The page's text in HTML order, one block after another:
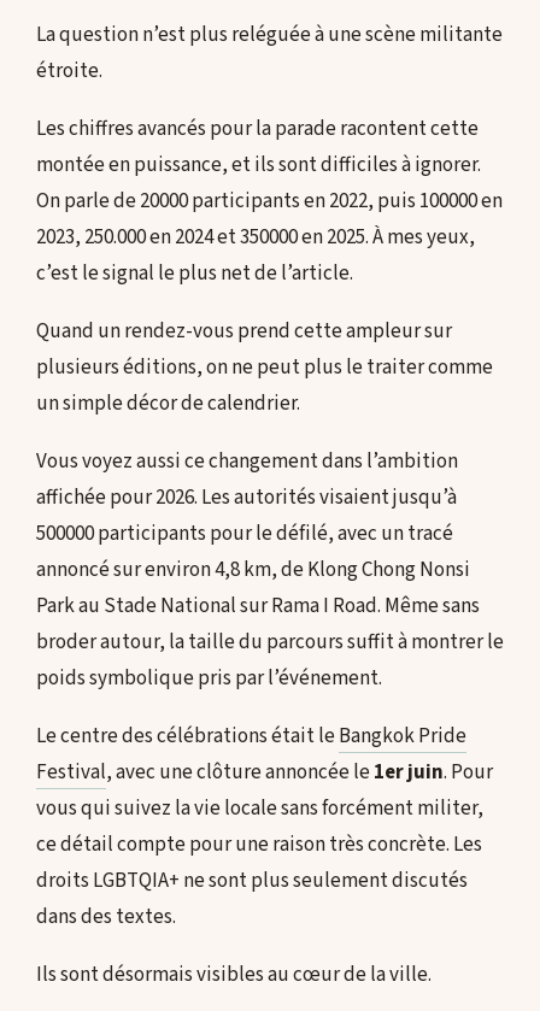
La question n’est plus reléguée à une scène militante
étroite.
Les chiffres avancés pour la parade racontent cette
montée en puissance, et ils sont difficiles à ignorer.
On parle de 20000 participants en 2022, puis 100000 en
2023, 250.000 en 2024 et 350000 en 2025. À mes yeux,
c’est le signal le plus net de l’article.
Quand un rendez-vous prend cette ampleur sur
plusieurs éditions, on ne peut plus le traiter comme
un simple décor de calendrier.
Vous voyez aussi ce changement dans l’ambition
affichée pour 2026. Les autorités visaient jusqu’à
500000 participants pour le défilé, avec un tracé
annoncé sur environ 4,8 km, de Klong Chong Nonsi
Park au Stade National sur Rama I Road. Même sans
broder autour, la taille du parcours suffit à montrer le
poids symbolique pris par l’événement.
Le centre des célébrations était leBangkok Pride
Festival, avec une clôture annoncée le1er juin. Pour
vous qui suivez la vie locale sans forcément militer,
ce détail compte pour une raison très concrète. Les
droits LGBTQIA+ ne sont plus seulement discutés
dans des textes.
Ils sont désormais visibles au cœur de la ville.